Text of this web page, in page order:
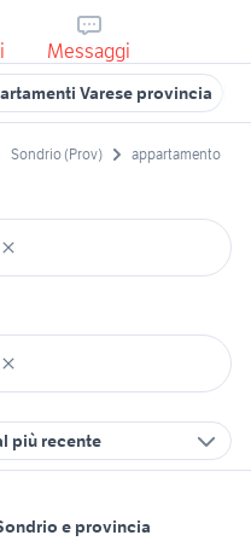
Messaggi
Varese provincia
Sondrio (Prov) appartamento
più recente
e provincia